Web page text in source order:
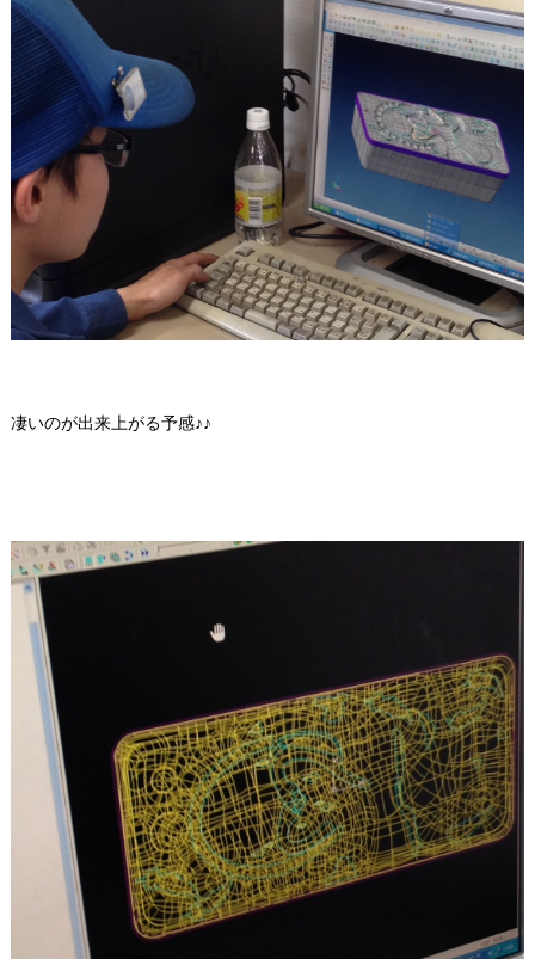
凄いのが出来上がる予感♪♪